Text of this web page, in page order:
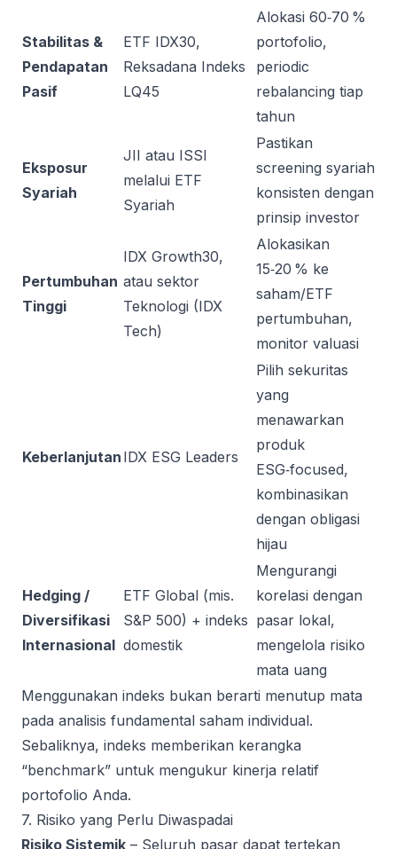
Stabilitas &
Pendapatan
Pasif
ETF IDX30,
Reksadana Indeks
LQ45
Alokasi 60‑70 %
portofolio,
periodic
rebalancing tiap
tahun
Eksposur
Syariah
JII atau ISSI
melalui ETF
Syariah
Pastikan
screening syariah
konsisten dengan
prinsip investor
Pertumbuhan
Tinggi
IDX Growth30,
atau sektor
Teknologi (IDX
Tech)
Alokasikan
15‑20 % ke
saham/ETF
pertumbuhan,
monitor valuasi
Keberlanjutan IDX ESG Leaders
Pilih sekuritas
yang
menawarkan
produk
ESG‑focused,
kombinasikan
dengan obligasi
hijau
Hedging /
Diversifikasi
Internasional
ETF Global (mis.
S&P 500) + indeks
domestik
Mengurangi
korelasi dengan
pasar lokal,
mengelola risiko
mata uang
Menggunakan indeks bukan berarti menutup mata
pada analisis fundamental saham individual.
Sebaliknya, indeks memberikan kerangka
“benchmark” untuk mengukur kinerja relatif
portofolio Anda.
7. Risiko yang Perlu Diwaspadai
Risiko Sistemik – Seluruh pasar dapat tertekan